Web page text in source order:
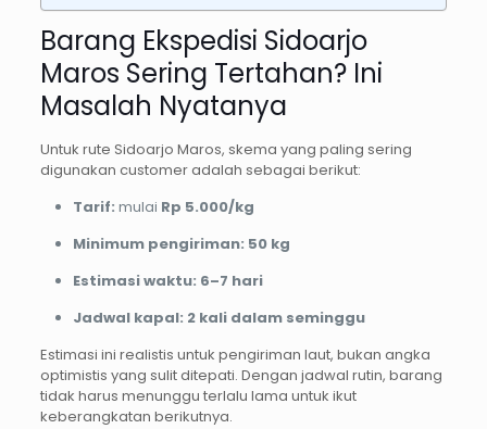
Barang Ekspedisi Sidoarjo
Maros Sering Tertahan? Ini
Masalah Nyatanya
Untuk rute Sidoarjo Maros, skema yang paling sering
digunakan customer adalah sebagai berikut:
Tarif: mulai Rp 5.000/kg
Minimum pengiriman: 50 kg
Estimasi waktu: 6–7 hari
Jadwal kapal: 2 kali dalam seminggu
Estimasi ini realistis untuk pengiriman laut, bukan angka
optimistis yang sulit ditepati. Dengan jadwal rutin, barang
tidak harus menunggu terlalu lama untuk ikut
keberangkatan berikutnya.